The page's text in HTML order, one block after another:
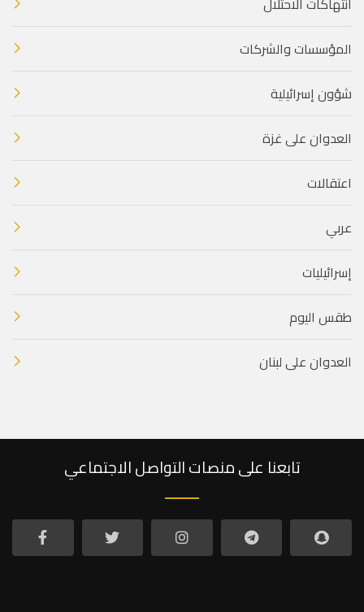
المؤسسات والشركات
شؤون إسرائيلية
العدوان على غزة
اعتقالات
عربي
إسرائيليات
طقس اليوم
العدوان على لبنان
تابعنا على منصات التواصل الاجتماعي